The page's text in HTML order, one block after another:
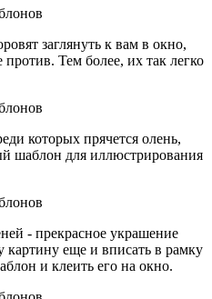
заглянуть к вам в окно,
Тем более, их так легко
которых прячется олень,
шаблон для иллюстрирования
- прекрасное украшение
еще и вписать в рамку
и клеить его на окно.